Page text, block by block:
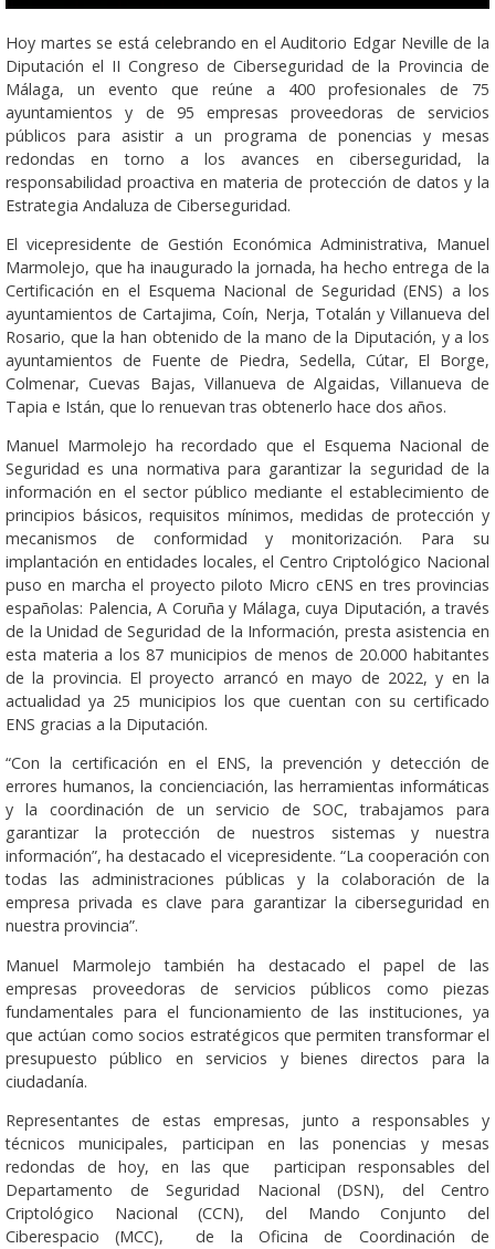
Hoy martes se está celebrando en el Auditorio Edgar Neville de la
Diputación el II Congreso de Ciberseguridad de la Provincia de
Málaga, un evento que reúne a 400 profesionales de 75
ayuntamientos y de 95 empresas proveedoras de servicios
públicos para asistir a un programa de ponencias y mesas
redondas en torno a los avances en ciberseguridad, la
responsabilidad proactiva en materia de protección de datos y la
Estrategia Andaluza de Ciberseguridad.
El vicepresidente de Gestión Económica Administrativa, Manuel
Marmolejo, que ha inaugurado la jornada, ha hecho entrega de la
Certificación en el Esquema Nacional de Seguridad (ENS) a los
ayuntamientos de Cartajima, Coín, Nerja, Totalán y Villanueva del
Rosario, que la han obtenido de la mano de la Diputación, y a los
ayuntamientos de Fuente de Piedra, Sedella, Cútar, El Borge,
Colmenar, Cuevas Bajas, Villanueva de Algaidas, Villanueva de
Tapia e Istán, que lo renuevan tras obtenerlo hace dos años.
Manuel Marmolejo ha recordado que el Esquema Nacional de
Seguridad es una normativa para garantizar la seguridad de la
información en el sector público mediante el establecimiento de
principios básicos, requisitos mínimos, medidas de protección y
mecanismos de conformidad y monitorización. Para su
implantación en entidades locales, el Centro Criptológico Nacional
puso en marcha el proyecto piloto Micro cENS en tres provincias
españolas: Palencia, A Coruña y Málaga, cuya Diputación, a través
de la Unidad de Seguridad de la Información, presta asistencia en
esta materia a los 87 municipios de menos de 20.000 habitantes
de la provincia. El proyecto arrancó en mayo de 2022, y en la
actualidad ya 25 municipios los que cuentan con su certificado
ENS gracias a la Diputación.
“Con la certificación en el ENS, la prevención y detección de
errores humanos, la concienciación, las herramientas informáticas
y la coordinación de un servicio de SOC, trabajamos para
garantizar la protección de nuestros sistemas y nuestra
información”, ha destacado el vicepresidente. “La cooperación con
todas las administraciones públicas y la colaboración de la
empresa privada es clave para garantizar la ciberseguridad en
nuestra provincia”.
Manuel Marmolejo también ha destacado el papel de las
empresas proveedoras de servicios públicos como piezas
fundamentales para el funcionamiento de las instituciones, ya
que actúan como socios estratégicos que permiten transformar el
presupuesto público en servicios y bienes directos para la
ciudadanía.
Representantes de estas empresas, junto a responsables y
técnicos municipales, participan en las ponencias y mesas
redondas de hoy, en las que participan responsables del
Departamento de Seguridad Nacional (DSN), del Centro
Criptológico Nacional (CCN), del Mando Conjunto del
Ciberespacio (MCC), de la Oficina de Coordinación de